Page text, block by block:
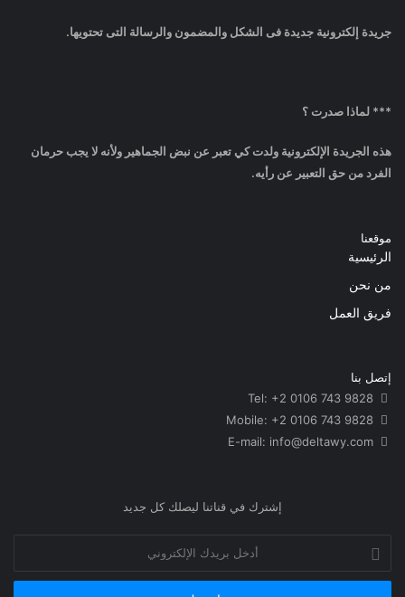
جريدة إلكترونية جديدة فى الشكل والمضمون والرسالة التى تحتويها.
*** لماذا صدرت ؟
هذه الجريدة الإلكترونية ولدت كي تعبر عن نبض الجماهير ولأنه لا يجب حرمان
الفرد من حق التعبير عن رأيه.
موقعنا
الرئيسية
من نحن
فريق العمل
إتصل بنا
info@deltawy.com
إشترك في قناتنا ليصلك كل جديد
بريدك
الإلكتروني